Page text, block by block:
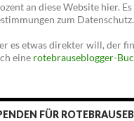
an diese Website hier.
zum Datenschutz.
es etwas direkter will, der
eine rotebrauseblogger-
FÜR